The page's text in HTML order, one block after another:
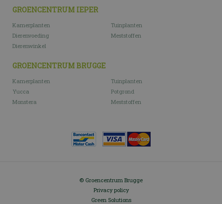
GROENCENTRUM IEPER
Kamerplanten
Tuinplanten
Dierenvoeding
Meststoffen
Dierenwinkel
GROENCENTRUM BRUGGE
Kamerplanten
Tuinplanten
Yucca
Potgrond
Monstera
Meststoffen
© Groencentrum Brugge
Privacy policy
Green Solutions